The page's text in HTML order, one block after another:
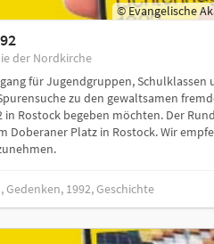
© Evangelische
der Nordkirche
für Jugendgruppen, Schulklassen
zu den gewaltsamen
in Rostock begeben möchten. Der
Doberaner Platz in Rostock. Wir
1992, Geschichte